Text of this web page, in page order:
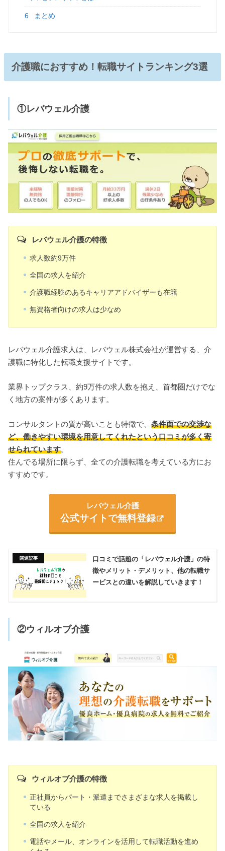
6 まとめ
介護職におすすめ！転職サイトランキング3選
①レバウェル介護
レバウェル介護の特徴
求人数約9万件
全国の求人を紹介
介護職経験のあるキャリアアドバイザーも在籍
無資格者向けの求人は少なめ
レバウェル介護求人は、レバウェル株式会社が運営する、介
護職に特化した転職支援サイトです。
業界トップクラス、約9万件の求人数を抱え、首都圏だけでな
く地方の案件が多くあります。
コンサルタントの質が高いことも特徴で、条件面での交渉な
ど、働きやすい環境を用意してくれたという口コミが多く寄
せられています。
住んでる場所に限らず、全ての介護転職を考えている方にお
すすめです。
レバウェル介護
公式サイトで無料登録
口コミで話題の「レバウェル介護」の特
徴やメリット・デメリット、他の転職サ
ービスとの違いを解説していきます！
②ウィルオブ介護
ウィルオブ介護の特徴
正社員からパート・派遣までさまざまな求人を掲載し
ている
全国の求人を紹介
電話やメール、オンラインを活用して転職活動を進め